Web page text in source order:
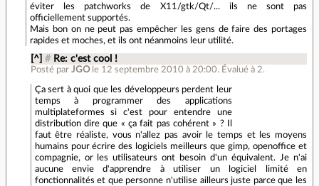
éviter les patchworks de X11/gtk/Qt/... ils ne sont pas
officiellement supportés.
Mais bon on ne peut pas empêcher les gens de faire des portages
rapides et moches, et ils ont néanmoins leur utilité.
[^] # Re: c'est cool !
Posté par JGO le 12 septembre 2010 à 20:00. Évalué à 2.
Ça sert à quoi que les développeurs perdent leur
temps à programmer des applications
multiplateformes si c'est pour entendre une
distribution dire que « ça fait pas cohérent » ? Il
faut être réaliste, vous n'allez pas avoir le temps et les moyens
humains pour écrire des logiciels meilleurs que gimp, openoffice et
compagnie, or les utilisateurs ont besoin d'un équivalent. Je n'ai
aucune envie d'apprendre à utiliser un logiciel limité en
fonctionnalités et que personne n'utilise ailleurs juste parce que les